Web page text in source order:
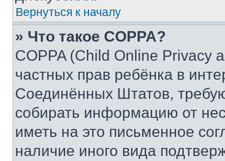
Вернуться к началу
» Что такое COPPA?
COPPA (Child Online Privacy
частных прав ребёнка в
Соединённых Штатов,
собирать информацию от
иметь на это письменное
наличие иного вида